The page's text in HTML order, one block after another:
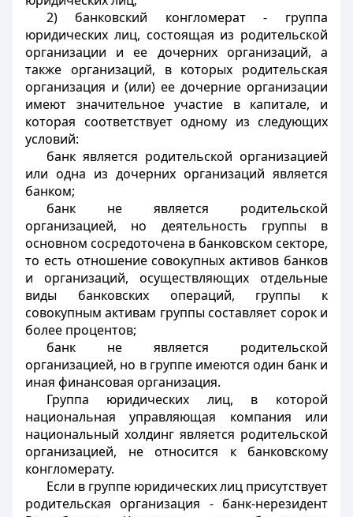
2) банковский конгломерат - группа
юридических лиц, состоящая из родительской
организации и ее дочерних организаций, а
также организаций, в которых родительская
организация и (или) ее дочерние организации
имеют значительное участие в капитале, и
которая соответствует одному из следующих
условий:
банк является родительской организацией
или одна из дочерних организаций является
банком;
банк не является родительской
организацией, но деятельность группы в
основном сосредоточена в банковском секторе,
то есть отношение совокупных активов банков
и организаций, осуществляющих отдельные
виды банковских операций, группы к
совокупным активам группы составляет сорок и
более процентов;
банк не является родительской
организацией, но в группе имеются один банк и
иная финансовая организация.
Группа юридических лиц, в которой
национальная управляющая компания или
национальный холдинг является родительской
организацией, не относится к банковскому
конгломерату.
Если в группе юридических лиц присутствует
родительская организация - банк-нерезидент